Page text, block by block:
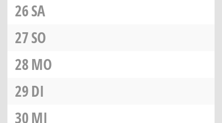
26SA
27SO
28MO
29DI
30MI